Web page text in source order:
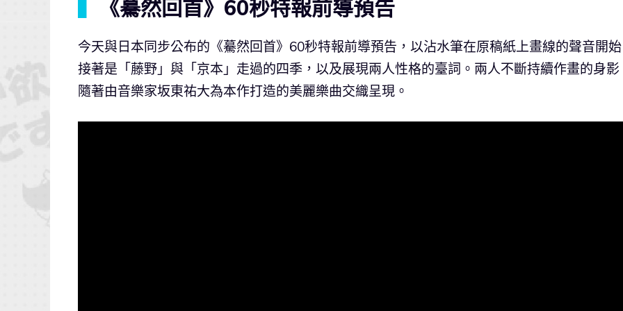
《驀然回首》60秒特報前導預告
今天與日本同步公布的《驀然回首》60秒特報前導預告，以沾水筆在原稿紙上畫線的聲音開
接著是「藤野」與「京本」走過的四季，以及展現兩人性格的臺詞。兩人不斷持續作畫的身影
隨著由音樂家坂東祐大為本作打造的美麗樂曲交織呈現。